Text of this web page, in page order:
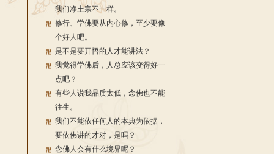
我们净土宗不一样。
修行、学佛要从内心修，至少要像
个好人吧。
是不是要开悟的人才能讲法？
我觉得学佛后，人总应该变得好一
点吧？
有些人说我品质太低，念佛也不能
往生。
我们不能依任何人的本典为依据，
要依佛讲的才对，是吗？
念佛人会有什么境界呢？